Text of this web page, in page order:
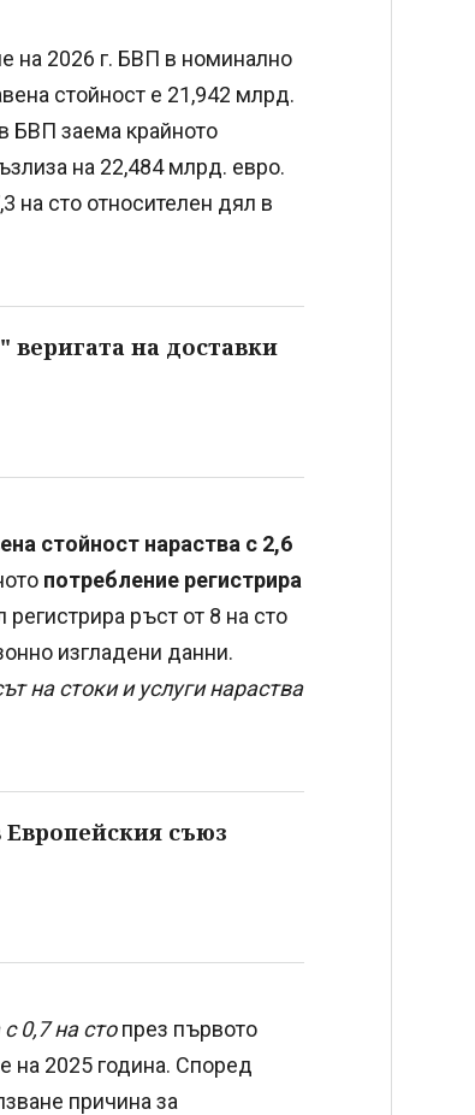
на 2026 г. БВП в номинално
стойност е 21,942 млрд.
БВП заема крайното
на 22,484 млрд. евро.
на сто относителен дял в
веригата на доставки
стойност нараства с 2,6
потребление регистрира
регистрира ръст от 8 на сто
изгладени данни.
на стоки и услуги нараства
съюз
0,7 на стопрез първото
на 2025 година. Според
причина за